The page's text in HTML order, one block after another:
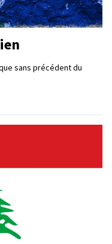
sans précédent du